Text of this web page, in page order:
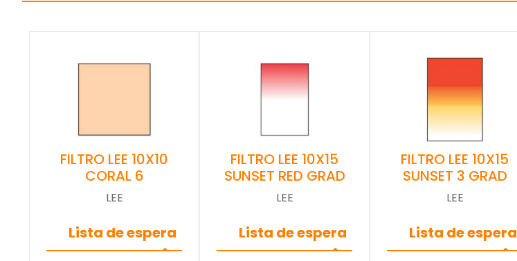
FILTRO LEE 10X10
CORAL 6
LEE
Lista de espera
FILTRO LEE 10X15
SUNSET RED GRAD
LEE
Lista de espera
FILTRO LEE 10X15
SUNSET 3 GRAD
LEE
Lista de espera